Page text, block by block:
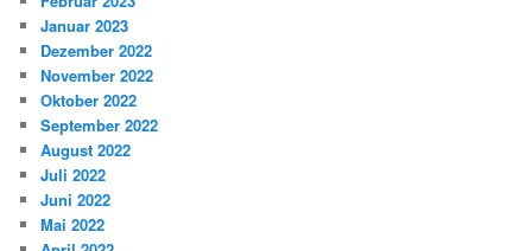
Januar 2023
Dezember 2022
November 2022
Oktober 2022
September 2022
August 2022
Juli 2022
Juni 2022
Mai 2022